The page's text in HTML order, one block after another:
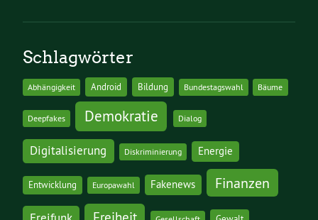
Schlagwörter
Abhängigkeit Android Bildung Bundestagswahl Bäume
Deepfakes Demokratie Dialog
Digitalisierung Diskriminierung Energie
Entwicklung Europawahl Fakenews Finanzen